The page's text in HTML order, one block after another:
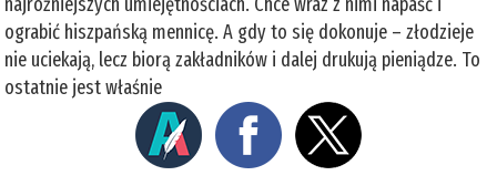
ograbić hiszpańską mennicę. A gdy to się dokonuje – złodzieje
nie uciekają, lecz biorą zakładników i dalej drukują pieniądze. To
ostatnie jest właśnie